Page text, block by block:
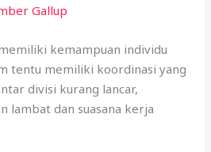
Gallup
kemampuan individu
tentu memiliki koordinasi yang
divisi kurang lancar,
lambat dan suasana kerja